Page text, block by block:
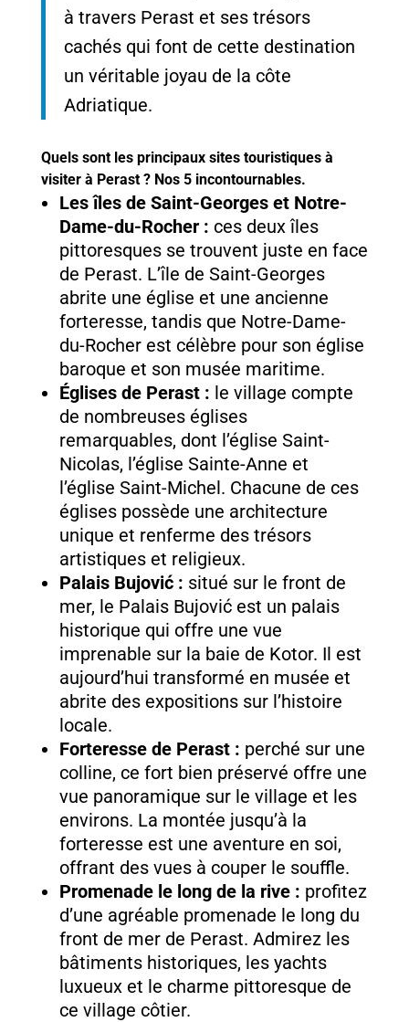
à travers Perast et ses trésors
cachés qui font de cette destination
un véritable joyau de la côte
Adriatique.
Quels sont les principaux sites touristiques à
visiter à Perast ? Nos 5 incontournables.
Les îles de Saint-Georges et Notre-
Dame-du-Rocher : ces deux îles
pittoresques se trouvent juste en face
de Perast. L’île de Saint-Georges
abrite une église et une ancienne
forteresse, tandis que Notre-Dame-
du-Rocher est célèbre pour son église
baroque et son musée maritime.
Églises de Perast : le village compte
de nombreuses églises
remarquables, dont l’église Saint-
Nicolas, l’église Sainte-Anne et
l’église Saint-Michel. Chacune de ces
églises possède une architecture
unique et renferme des trésors
artistiques et religieux.
Palais Bujović : situé sur le front de
mer, le Palais Bujović est un palais
historique qui offre une vue
imprenable sur la baie de Kotor. Il est
aujourd’hui transformé en musée et
abrite des expositions sur l’histoire
locale.
Forteresse de Perast : perché sur une
colline, ce fort bien préservé offre une
vue panoramique sur le village et les
environs. La montée jusqu’à la
forteresse est une aventure en soi,
offrant des vues à couper le souffle.
Promenade le long de la rive : profitez
d’une agréable promenade le long du
front de mer de Perast. Admirez les
bâtiments historiques, les yachts
luxueux et le charme pittoresque de
ce village côtier.